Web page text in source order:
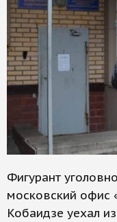
Фигурант
московский офис
Кобаидзе уехал